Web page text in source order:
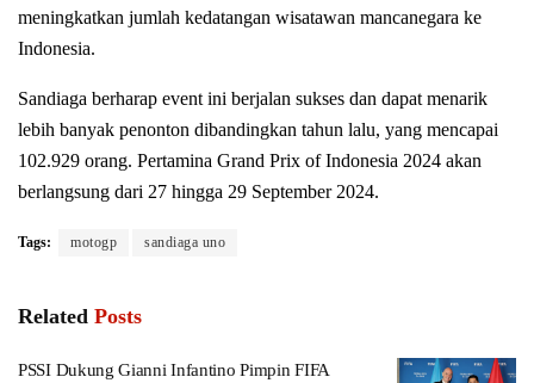
meningkatkan jumlah kedatangan wisatawan mancanegara ke
Indonesia.
Sandiaga berharap event ini berjalan sukses dan dapat menarik
lebih banyak penonton dibandingkan tahun lalu, yang mencapai
102.929 orang. Pertamina Grand Prix of Indonesia 2024 akan
berlangsung dari 27 hingga 29 September 2024.
Tags: motogp sandiaga uno
Related Posts
PSSI Dukung Gianni Infantino Pimpin FIFA